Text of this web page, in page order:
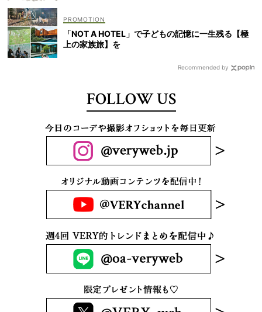
「NOT A HOTEL」で子どもの記憶に一生残る【極
上の家族旅】を
Recommended by
FOLLOW US